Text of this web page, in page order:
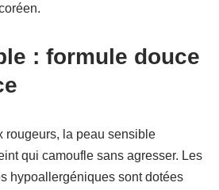
: formule douce
rougeurs, la peau sensible
qui camoufle sans agresser. Les
hypoallergéniques sont dotées